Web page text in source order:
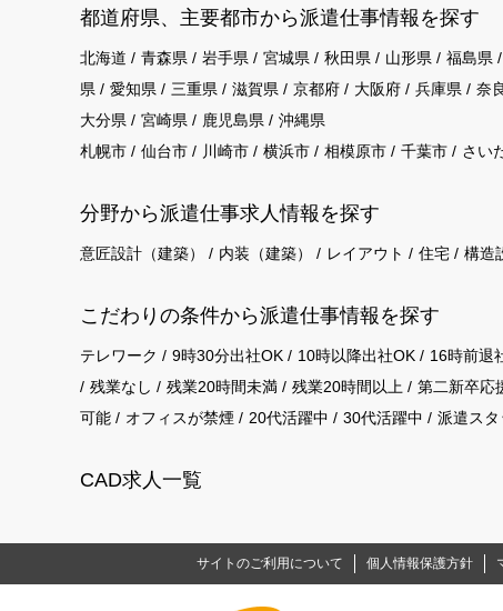
都道府県、主要都市から派遣仕事情報を探す
北海道 青森県 岩手県 宮城県 秋田県 山形県 福島県
県
愛知県 三重県 滋賀県 京都府 大阪府 兵庫県 奈
大分県
宮崎県 鹿児島県
沖縄県
札幌市
仙台市 川崎市 横浜市 相模原市 千葉市 さい
分野から派遣仕事求⼈情報を探す
意匠設計（建築） 内装（建築） レイアウト 住宅 構造
こだわりの条件から派遣仕事情報を探す
テレワーク 9時30分出社OK 10時以降出社OK 16時前退
残業なし
残業20時間未満 残業20時間以上 第二新卒応
可能
オフィスが禁煙 20代活躍中 30代活躍中 派遣ス
CAD求人一覧
サイトのご利用について 個人情報保護方針